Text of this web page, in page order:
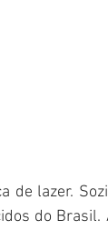
de lazer.
do